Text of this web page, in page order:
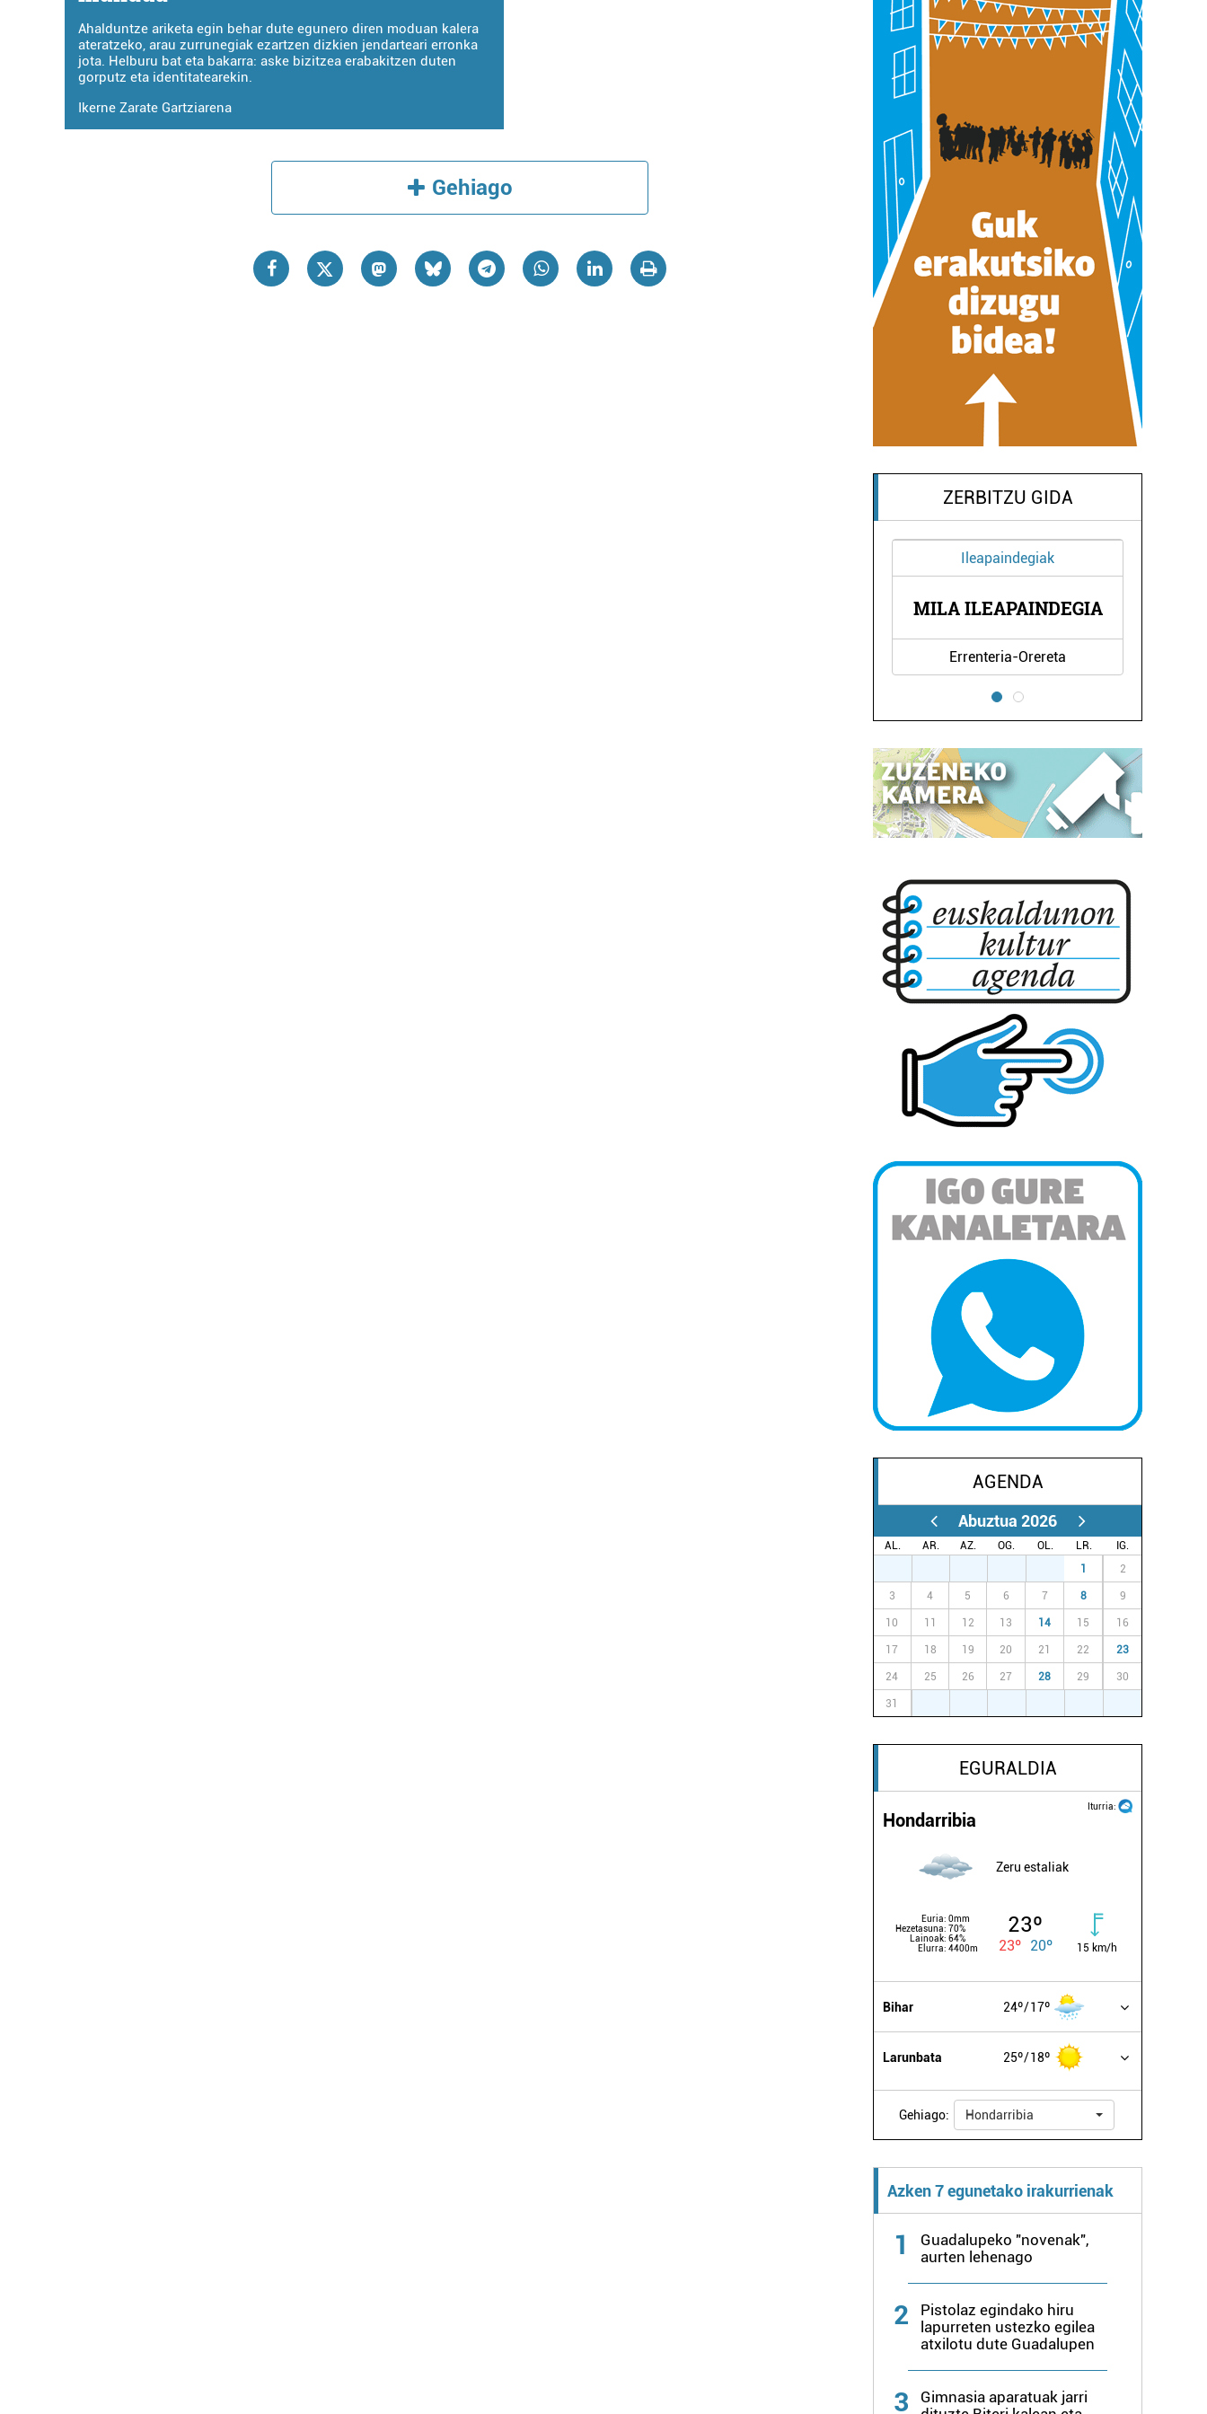
Ahalduntze ariketa egin behar dute egunero diren moduan kalera
ateratzeko, arau zurrunegiak ezartzen dizkien jendarteari erronka
jota. Helburu bat eta bakarra: aske bizitzea erabakitzen duten
gorputz eta identitatearekin.
Ikerne Zarate Gartziarena
Gehiago
ZERBITZU GIDA
Ileapaindegiak
MILA ILEAPAINDEGIA
Errenteria-Orereta
AGENDA
Abuztua 2026
AL. AR. AZ. OG. OL. LR.
IG.
1 2
3 4 5 6 7 8 9
10 11 12 13 14 15 16
17 18 19 20 21 22 23
24 25 26 27 28 29 30
31
EGURALDIA
Iturria:
Hondarribia
Zeru estaliak
Euria: 0mm
Hezetasuna: 70%
Lainoak: 64%
Elurra: 4400m
23º
23º 20º 15 km/h
Bihar 24º 17º
Larunbata 25º 18º
Gehiago: Hondarribia
Azken 7 egunetako irakurrienak
1
Guadalupeko "novenak",
aurten lehenago
2
Pistolaz egindako hiru
lapurreten ustezko egilea
atxilotu dute Guadalupen
3
Gimnasia aparatuak jarri